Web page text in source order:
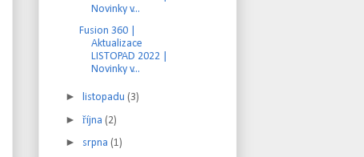
Novinky v...
Fusion 360 |
Aktualizace
LISTOPAD 2022 |
Novinky v...
► listopadu (3)
► října (2)
► srpna (1)